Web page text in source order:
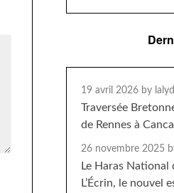
19 avril 2026 by
Traversée
de Rennes à
26 novembre 2025
Le Haras National
L’Écrin, le nouvel